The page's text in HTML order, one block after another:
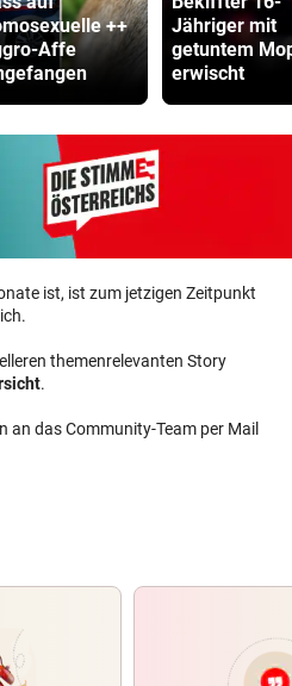
++
Affe
Jähriger mit
getuntem
erwischt
ist, ist zum jetzigen Zeitpunkt
themenrelevanten Story
.
an das Community-Team per Mail